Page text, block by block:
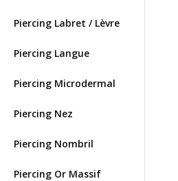
Piercing Labret / Lèvre
Piercing Langue
Piercing Microdermal
Piercing Nez
Piercing Nombril
Piercing Or Massif